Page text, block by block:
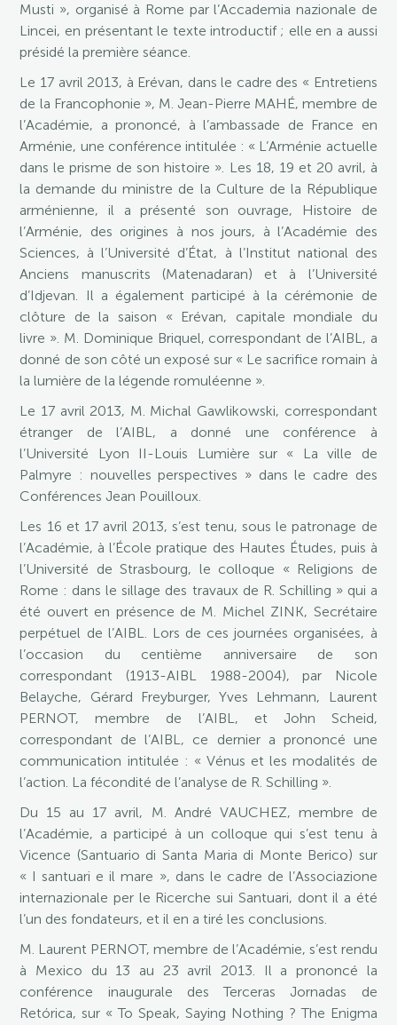
Musti », organisé à Rome par l’Accademia nazionale de
Lincei, en présentant le texte introductif ; elle en a aussi
présidé la première séance.
Le 17 avril 2013, à Erévan, dans le cadre des « Entretiens
de la Francophonie », M. Jean-Pierre MAHÉ, membre de
l’Académie, a prononcé, à l’ambassade de France en
Arménie, une conférence intitulée : « L’Arménie actuelle
dans le prisme de son histoire ». Les 18, 19 et 20 avril, à
la demande du ministre de la Culture de la République
arménienne, il a présenté son ouvrage, Histoire de
l’Arménie, des origines à nos jours, à l’Académie des
Sciences, à l’Université d’État, à l’Institut national des
Anciens manuscrits (Matenadaran) et à l’Université
d’Idjevan. Il a également participé à la cérémonie de
clôture de la saison « Erévan, capitale mondiale du
livre ». M. Dominique Briquel, correspondant de l’AIBL, a
donné de son côté un exposé sur « Le sacrifice romain à
la lumière de la légende romuléenne ».
Le 17 avril 2013, M. Michal Gawlikowski, correspondant
étranger de l’AIBL, a donné une conférence à
l’Université Lyon II-Louis Lumière sur « La ville de
Palmyre : nouvelles perspectives » dans le cadre des
Conférences Jean Pouilloux.
Les 16 et 17 avril 2013, s’est tenu, sous le patronage de
l’Académie, à l’École pratique des Hautes Études, puis à
l’Université de Strasbourg, le colloque « Religions de
Rome : dans le sillage des travaux de R. Schilling » qui a
été ouvert en présence de M. Michel ZINK, Secrétaire
perpétuel de l’AIBL. Lors de ces journées organisées, à
l’occasion du centième anniversaire de son
correspondant (1913-AIBL 1988-2004), par Nicole
Belayche, Gérard Freyburger, Yves Lehmann, Laurent
PERNOT, membre de l’AIBL, et John Scheid,
correspondant de l’AIBL, ce dernier a prononcé une
communication intitulée : « Vénus et les modalités de
l’action. La fécondité de l’analyse de R. Schilling ».
Du 15 au 17 avril, M. André VAUCHEZ, membre de
l’Académie, a participé à un colloque qui s’est tenu à
Vicence (Santuario di Santa Maria di Monte Berico) sur
« I santuari e il mare », dans le cadre de l’Associazione
internazionale per le Ricerche sui Santuari, dont il a été
l’un des fondateurs, et il en a tiré les conclusions.
M. Laurent PERNOT, membre de l’Académie, s’est rendu
à Mexico du 13 au 23 avril 2013. Il a prononcé la
conférence inaugurale des Terceras Jornadas de
Retórica, sur « To Speak, Saying Nothing ? The Enigma